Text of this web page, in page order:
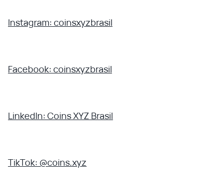
Instagram: coinsxyzbrasil
Facebook: coinsxyzbrasil
LinkedIn: Coins XYZ Brasil
TikTok: @coins.xyz